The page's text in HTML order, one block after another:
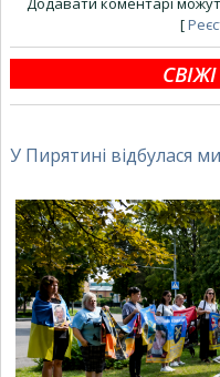
[
У Пирятині відбулася